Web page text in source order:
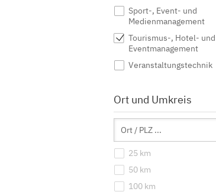
Sport-, Event- und
Medienmanagement
Tourismus-, Hotel- und
Eventmanagement
Veranstaltungstechnik
Ort und Umkreis
25 km
50 km
100 km